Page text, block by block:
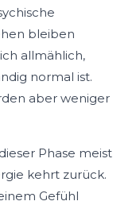
bleiben
allmählich,
normal ist.
aber weniger
Phase meist
kehrt zurück.
Gefühl